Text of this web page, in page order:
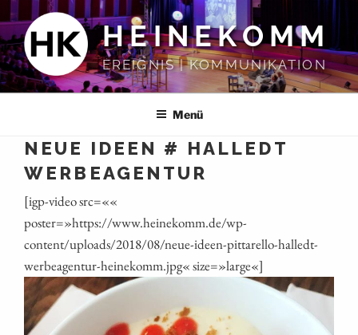
Inhalt
springen
HEINEKOMM
EREIGNIS | KOMMUNIKATION
Menü
NEUE IDEEN # HALLEDT
WERBEAGENTUR
[igp-video src=««
poster=»https://www.heinekomm.de/wp-
content/uploads/2018/08/neue-ideen-pittarello-halledt-
werbeagentur-heinekomm.jpg« size=»large«]